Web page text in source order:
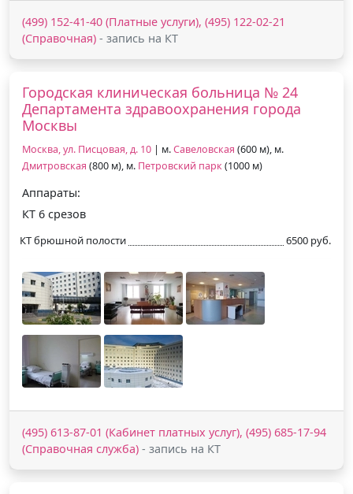
(499) 152-41-40 (Платные услуги), (495) 122-02-21
(Справочная) - запись на КТ
Городская клиническая больница № 24
Департамента здравоохранения города
Москвы
Москва, ул. Писцовая, д. 10 | м.Савеловская (600 м), м.
Дмитровская (800 м), м. Петровский парк(1000 м)
Аппараты:
КТ 6 срезов
КТ брюшной полости 6500 руб.
(495) 613-87-01 (Кабинет платных услуг), (495) 685-17-94
(Справочная служба) - запись на КТ